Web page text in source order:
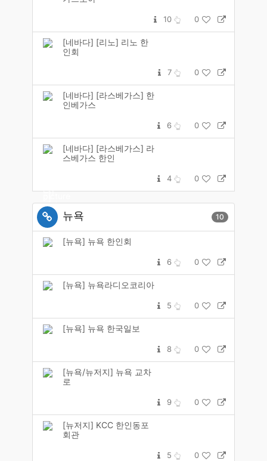
10 0
[네바다] [리노] 리노 한
인회
7 0
[네바다] [라스베가스] 한
인베가스
6 0
[네바다] [라스베가스] 라
스베가스 한인
4 0
뉴욕 10
[뉴욕] 뉴욕 한인회
6 0
[뉴욕] 뉴욕라디오코리아
5 0
[뉴욕] 뉴욕 한국일보
8 0
[뉴욕/뉴저지] 뉴욕 교차
로
9 0
[뉴저지] KCC 한인동포
회관
5 0